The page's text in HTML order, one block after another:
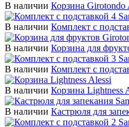
В наличии Корзина Girotondo
В наличии Комплект с
В наличии Корзина для
В наличии Комплект с
В наличии Корзина Lightness
В наличии Кастрюля для